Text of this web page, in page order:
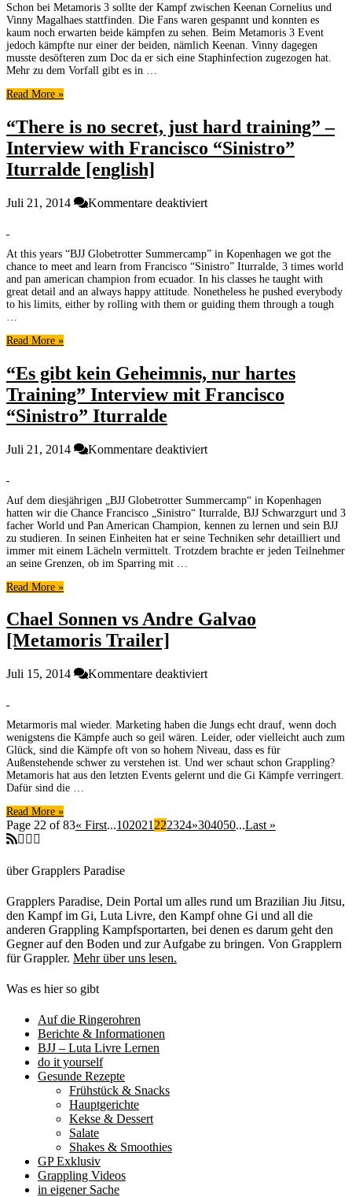
Cornelius
vs.
Vinny
Magalhaes,
einem
Fight
Schon bei Metamoris 3 sollte der Kampf zwischen Keenan Cornelius und
Vinny Magalhaes stattfinden. Die Fans waren gespannt und konnten es
kaum noch erwarten beide kämpfen zu sehen. Beim Metamoris 3 Event
jedoch kämpfte nur einer der beiden, nämlich Keenan. Vinny dagegen
musste desöfteren zum Doc da er sich eine Staphinfection zugezogen hat.
Mehr zu dem Vorfall gibt es in …
Read More »
“There is no secret, just hard training” –
Interview with Francisco “Sinistro”
Iturralde [english]
Juli 21, 2014 Kommentare deaktiviertfür
secret,
just
hard
training”
“Sinistro”
Iturralde
[english]
At this years “BJJ Globetrotter Summercamp” in Kopenhagen we got the
chance to meet and learn from Francisco “Sinistro” Iturralde, 3 times world
and pan american champion from ecuador. In his classes he taught with
great detail and an always happy attitude. Nonetheless he pushed everybody
to his limits, either by rolling with them or guiding them through a tough
Read More »
“Es gibt kein Geheimnis, nur hartes
Training” Interview mit Francisco
“Sinistro” Iturralde
Juli 21, 2014 Kommentare deaktiviertfür
Geheimnis,
nur
hartes
Training”
Iturralde
Auf dem diesjährigen „BJJ Globetrotter Summercamp“ in Kopenhagen
hatten wir die Chance Francisco „Sinistro“ Iturralde, BJJ Schwarzgurt und 3
facher World und Pan American Champion, kennen zu lernen und sein BJJ
zu studieren. In seinen Einheiten hat er seine Techniken sehr detailliert und
immer mit einem Lächeln vermittelt. Trotzdem brachte er jeden Teilnehmer
an seine Grenzen, ob im Sparring mit …
Read More »
Chael Sonnen vs Andre Galvao
[Metamoris Trailer]
Juli 15, 2014 Kommentare deaktiviertfür
Andre
Galvao
[Metamoris
Trailer]
Metarmoris mal wieder. Marketing haben die Jungs echt drauf, wenn doch
wenigstens die Kämpfe auch so geil wären. Leider, oder vielleicht auch zum
Glück, sind die Kämpfe oft von so hohem Niveau, dass es für
Außenstehende schwer zu verstehen ist. Und wer schaut schon Grappling?
Metamoris hat aus den letzten Events gelernt und die Gi Kämpfe verringert.
Dafür sind die …
Read More »
Page 22 of 83« First...102021 222324»304050...Last »
über Grapplers Paradise
Grapplers Paradise, Dein Portal um alles rund um Brazilian Jiu Jitsu,
den Kampf im Gi, Luta Livre, den Kampf ohne Gi und all die
anderen Grappling Kampfsportarten, bei denen es darum geht den
Gegner auf den Boden und zur Aufgabe zu bringen. Von Grapplern
für Grappler. Mehr über uns lesen.
Was es hier so gibt
Auf die Ringerohren
Berichte & Informationen
BJJ – Luta Livre Lernen
do it yourself
Gesunde Rezepte
Frühstück & Snacks
Hauptgerichte
Kekse & Dessert
Salate
Shakes & Smoothies
GP Exklusiv
Grappling Videos
in eigener Sache